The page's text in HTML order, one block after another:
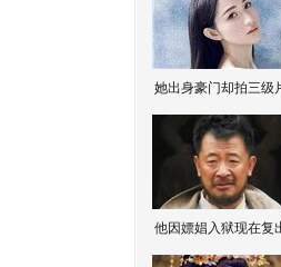
她出身豪门却拍三级
他因嫖娼入狱现在复